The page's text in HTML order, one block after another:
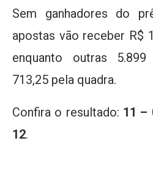
Sem ganhadores do
apostas vão receber R$
enquanto outras
713,25 pela quadra.
Confira o resultado: 11 –
12.